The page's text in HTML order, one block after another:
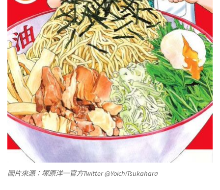
圖片來源：塚原洋一官方Twitter @YoichiTsukahara